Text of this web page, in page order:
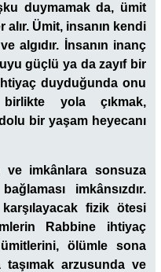
duymamak da, ümit
alır. Ümit, insanın kendi
algıdır. İnsanın inanç
güçlü ya da zayıf bir
duyduğunda onu
yola çıkmak,
bir yaşam heyecanı
ve imkânlara sonsuza
imkânsızdır.
karşılayacak fizik ötesi
Rabbine ihtiyaç
ölümle sona
taşımak arzusunda ve